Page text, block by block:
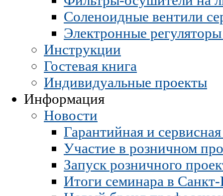
Соленоидные вентили
Электронные
Инструкции
Гостевая книга
Индивидуальные проекты
Информация
Новости
Гарантийная и
Участие в розничном
Запуск розничного
Итоги семинара в Санкт-